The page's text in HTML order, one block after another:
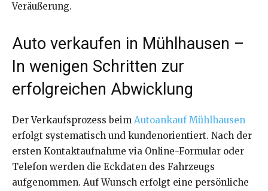
Veräußerung.
Auto verkaufen in Mühlhausen –
In wenigen Schritten zur
erfolgreichen Abwicklung
Der Verkaufsprozess beim Autoankauf Mühlhausen
erfolgt systematisch und kundenorientiert. Nach der
ersten Kontaktaufnahme via Online-Formular oder
Telefon werden die Eckdaten des Fahrzeugs
aufgenommen. Auf Wunsch erfolgt eine persönliche